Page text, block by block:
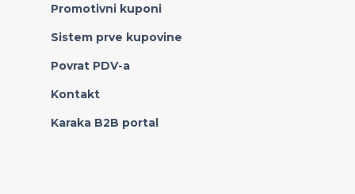
Promotivni kuponi
Sistem prve kupovine
Povrat PDV-a
Kontakt
Karaka B2B portal